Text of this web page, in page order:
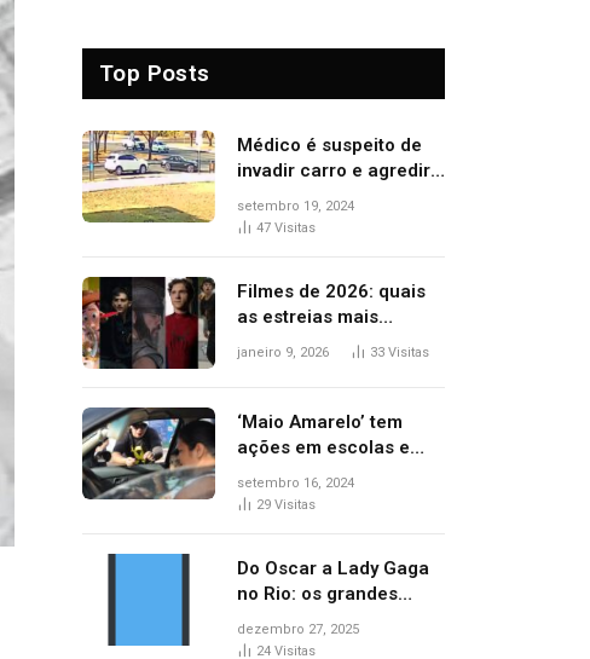
Top Posts
Médico é suspeito de
invadir carro e agredir
delegado aposentado
durante confusão no
setembro 19, 2024
47 Visitas
Filmes de 2026: quais
as estreias mais
aguardadas do ano?
janeiro 9, 2026 33 Visitas
‘Maio Amarelo’ tem
ações em escolas e
ruas para prevenir
acidentes no trânsito
setembro 16, 2024
29 Visitas
Do Oscar a Lady Gaga
no Rio: os grandes
marcos da cultura em
2025
dezembro 27, 2025
24 Visitas